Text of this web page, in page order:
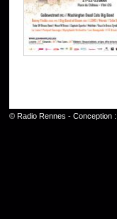
© Radio Rennes - Conception :